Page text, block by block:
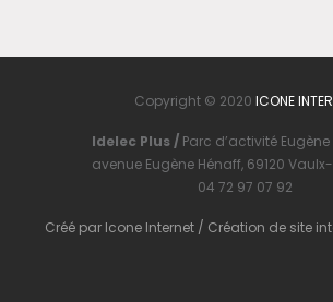
Copyright © 2020 ICONE
Idelec Plus / Parc d’activité Eugène
avenue Eugène Hénaff, 69120
04 72 97 07 92
Créé par Icone Internet / Création de site